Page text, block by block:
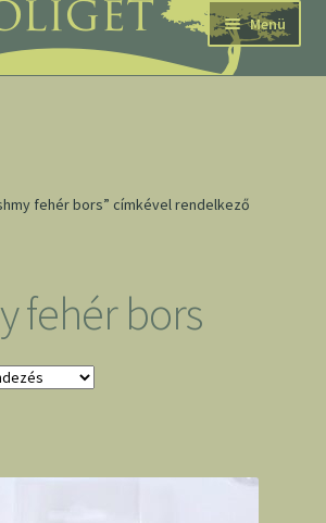
Menü
fehér bors” címkével rendelkező
fehér bors